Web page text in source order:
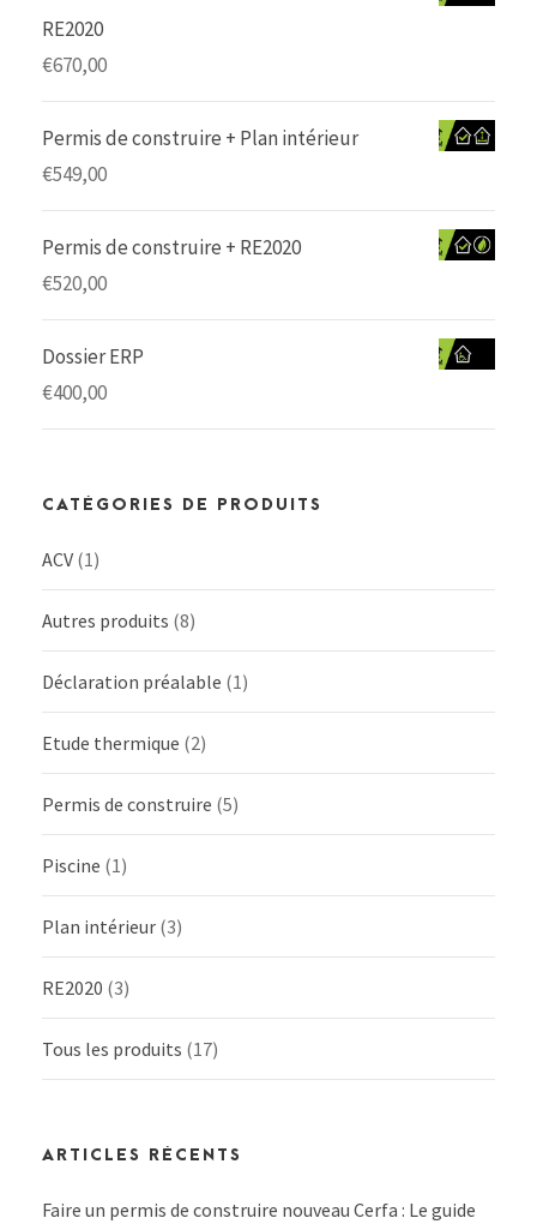
RE2020
€670,00
Permis de construire + Plan intérieur
€549,00
Permis de construire + RE2020
€520,00
Dossier ERP
€400,00
CATÉGORIES DE PRODUITS
ACV (1)
Autres produits (8)
Déclaration préalable (1)
Etude thermique (2)
Permis de construire (5)
Piscine (1)
Plan intérieur (3)
RE2020 (3)
Tous les produits (17)
ARTICLES RÉCENTS
Faire un permis de construire nouveau Cerfa : Le guide